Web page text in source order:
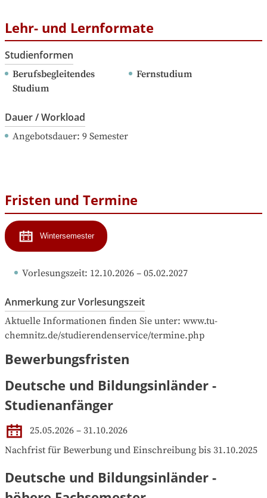
Lehr- und Lernformate
Studienformen
Berufsbegleitendes
Studium
Fernstudium
Dauer / Workload
Angebotsdauer: 9 Semester
Fristen und Termine
Wintersemester
Vorlesungszeit: 12.10.2026 – 05.02.2027
Anmerkung zur Vorlesungszeit
Aktuelle Informationen finden Sie unter: www.tu-
chemnitz.de/studierendenservice/termine.php
Bewerbungsfristen
Deutsche und Bildungsinländer -
Studienanfänger
25.05.2026 – 31.10.2026
Nachfrist für Bewerbung und Einschreibung bis 31.10.2025
Deutsche und Bildungsinländer -